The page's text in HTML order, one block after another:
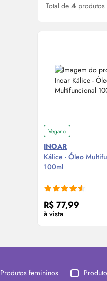
Total de4 produtos
Vegano
INOAR
Kálice - Óleo
100ml
R$ 77,99
à vista
Compre
Produtos femininos